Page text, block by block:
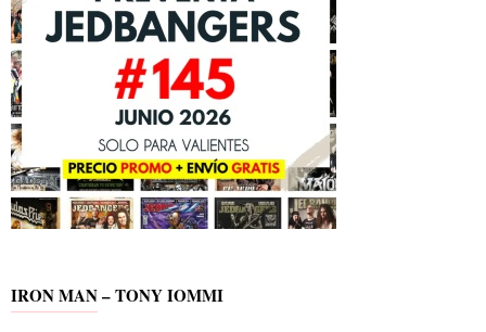
IRON MAN – TONY IOMMI